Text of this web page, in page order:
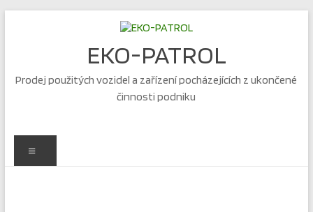
EKO-PATROL
Prodej použitých vozidel a zařízení pocházejících z ukončené
činnosti podniku